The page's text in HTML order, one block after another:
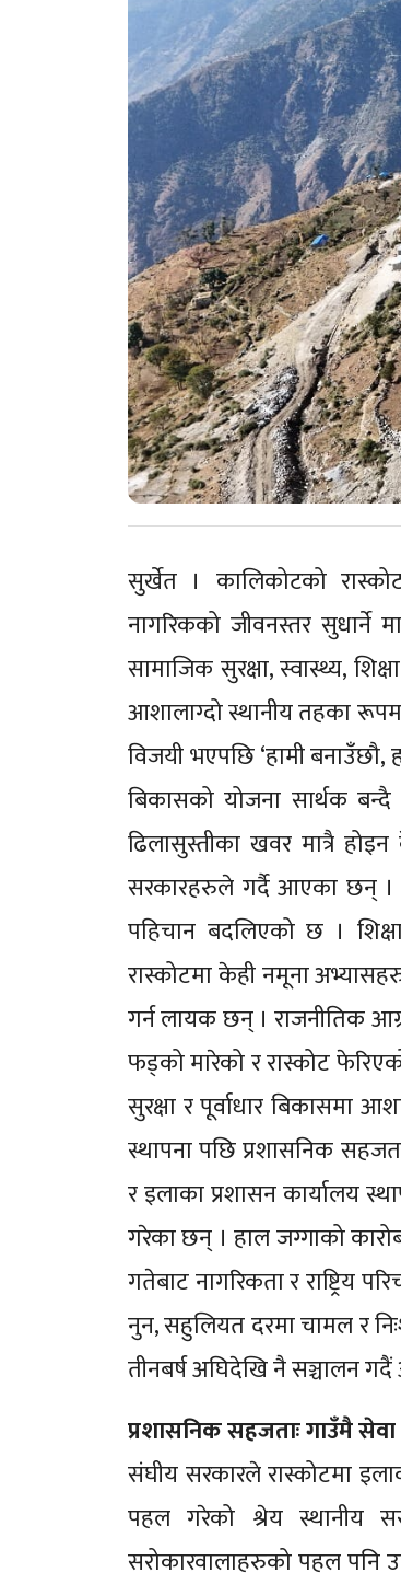
सुर्खेत । कालिकोटको
नागरिकको जीवनस्तर सुधार्ने
सामाजिक सुरक्षा, स्वास्थ्य,
आशालाग्दो स्थानीय तहका
विजयी भएपछि ‘हामी बनाउँछौ,
बिकासको योजना सार्थक
ढिलासुस्तीका खवर मात्रै
सरकारहरुले गर्दै आएका छन् ।
पहिचान बदलिएको छ ।
रास्कोटमा केही नमूना
गर्न लायक छन् । राजनीतिक
फड्को मारेको र रास्कोट
सुरक्षा र पूर्वाधार बिकासमा
स्थापना पछि प्रशासनिक
र इलाका प्रशासन कार्यालय
गरेका छन् । हाल जग्गाको
गतेबाट नागरिकता र राष्ट्रिय
नुन, सहुलियत दरमा चामल र
तीनबर्ष अघिदेखि नै सञ्चालन
प्रशासनिक सहजताः गाउँमै सेवा
संघीय सरकारले रास्कोटमा
पहल गरेको श्रेय स्थानीय
सरोकारवालाहरुको पहल पनि